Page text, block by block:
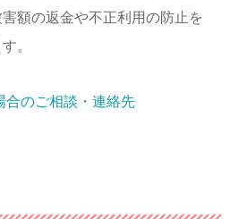
額の返金や不正利用の防止を
。
合のご相談・連絡先